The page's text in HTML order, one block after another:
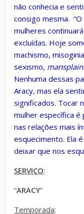
não conhecia e
consigo mesma.
mulheres
excluídas. Hoje
machismo,
sexismo,
Nenhuma dessas
Aracy, mas ela
significados. Tocar
mulher específica
nas relações mais
esquecimento. Ela
deixar que nos
SERVIÇO:
“ARACY”
Temporada: